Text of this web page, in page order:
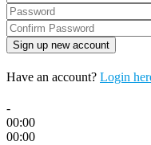
Have an account? Login
-
00:00
00:00